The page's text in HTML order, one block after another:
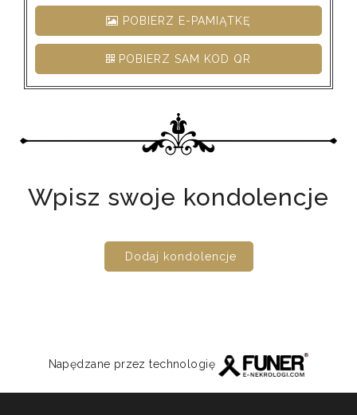
POBIERZ E-PAMIĄTKĘ
POBIERZ SAM KOD QR
Wpisz swoje kondolencje
Dodaj kondolencje
Napędzane przez technologię